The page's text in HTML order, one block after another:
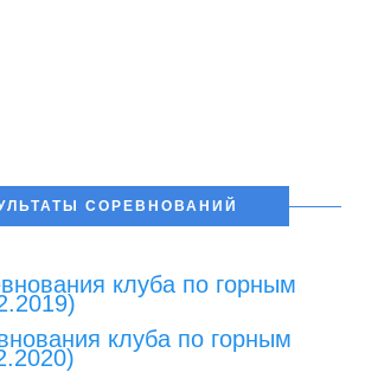
СОРЕВНОВАНИЙ
клуба по горным
клуба по горным